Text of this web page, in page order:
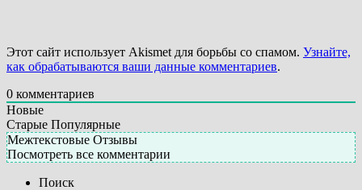
Этот сайт использует Akismet для борьбы со спамом. Узнайте,
как обрабатываются ваши данные комментариев.
0 комментариев
Новые
Старые Популярные
Межтекстовые Отзывы
Посмотреть все комментарии
Поиск